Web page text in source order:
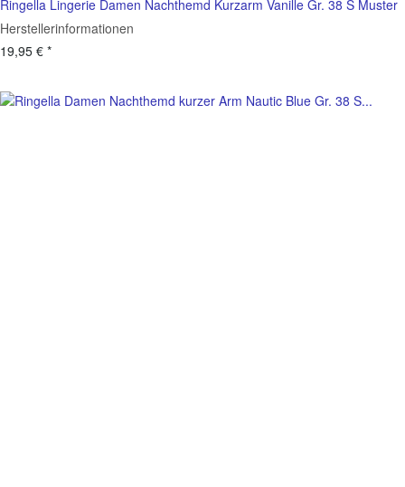
Ringella Lingerie Damen Nachthemd Kurzarm Vanille Gr. 38 S Muster
Herstellerinformationen
19,95 € *